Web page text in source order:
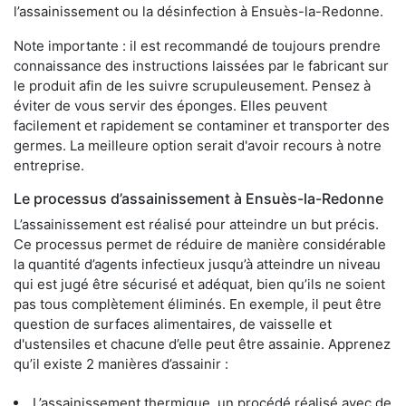
l’assainissement ou la désinfection à Ensuès-la-Redonne.
Note importante : il est recommandé de toujours prendre
connaissance des instructions laissées par le fabricant sur
le produit afin de les suivre scrupuleusement. Pensez à
éviter de vous servir des éponges. Elles peuvent
facilement et rapidement se contaminer et transporter des
germes. La meilleure option serait d'avoir recours à notre
entreprise.
Le processus d’assainissement à Ensuès-la-Redonne
L’assainissement est réalisé pour atteindre un but précis.
Ce processus permet de réduire de manière considérable
la quantité d’agents infectieux jusqu’à atteindre un niveau
qui est jugé être sécurisé et adéquat, bien qu’ils ne soient
pas tous complètement éliminés. En exemple, il peut être
question de surfaces alimentaires, de vaisselle et
d'ustensiles et chacune d’elle peut être assainie. Apprenez
qu’il existe 2 manières d’assainir :